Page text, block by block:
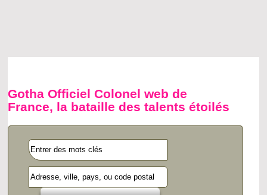
Gotha Officiel Colonel web de
France, la bataille des talents étoilés